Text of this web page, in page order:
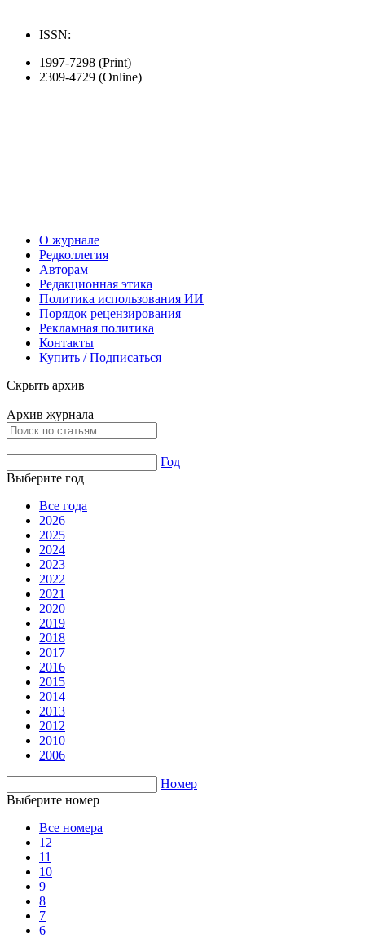
ISSN:
1997-7298 (Print)
2309-4729 (Online)
О журнале
Редколлегия
Авторам
Редакционная этика
Политика использования ИИ
Порядок рецензирования
Рекламная политика
Контакты
Купить / Подписаться
Скрыть архив
Архив журнала
Год
Выберите год
Все года
2026
2025
2024
2023
2022
2021
2020
2019
2018
2017
2016
2015
2014
2013
2012
2010
2006
Номер
Выберите номер
Все номера
12
11
10
9
8
7
6